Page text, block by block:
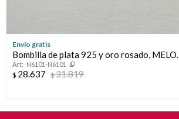
Envío gratis
Bombilla de plata 925 y oro rosado, MELO.
N6101-N6101
$ 28.637 $31.819